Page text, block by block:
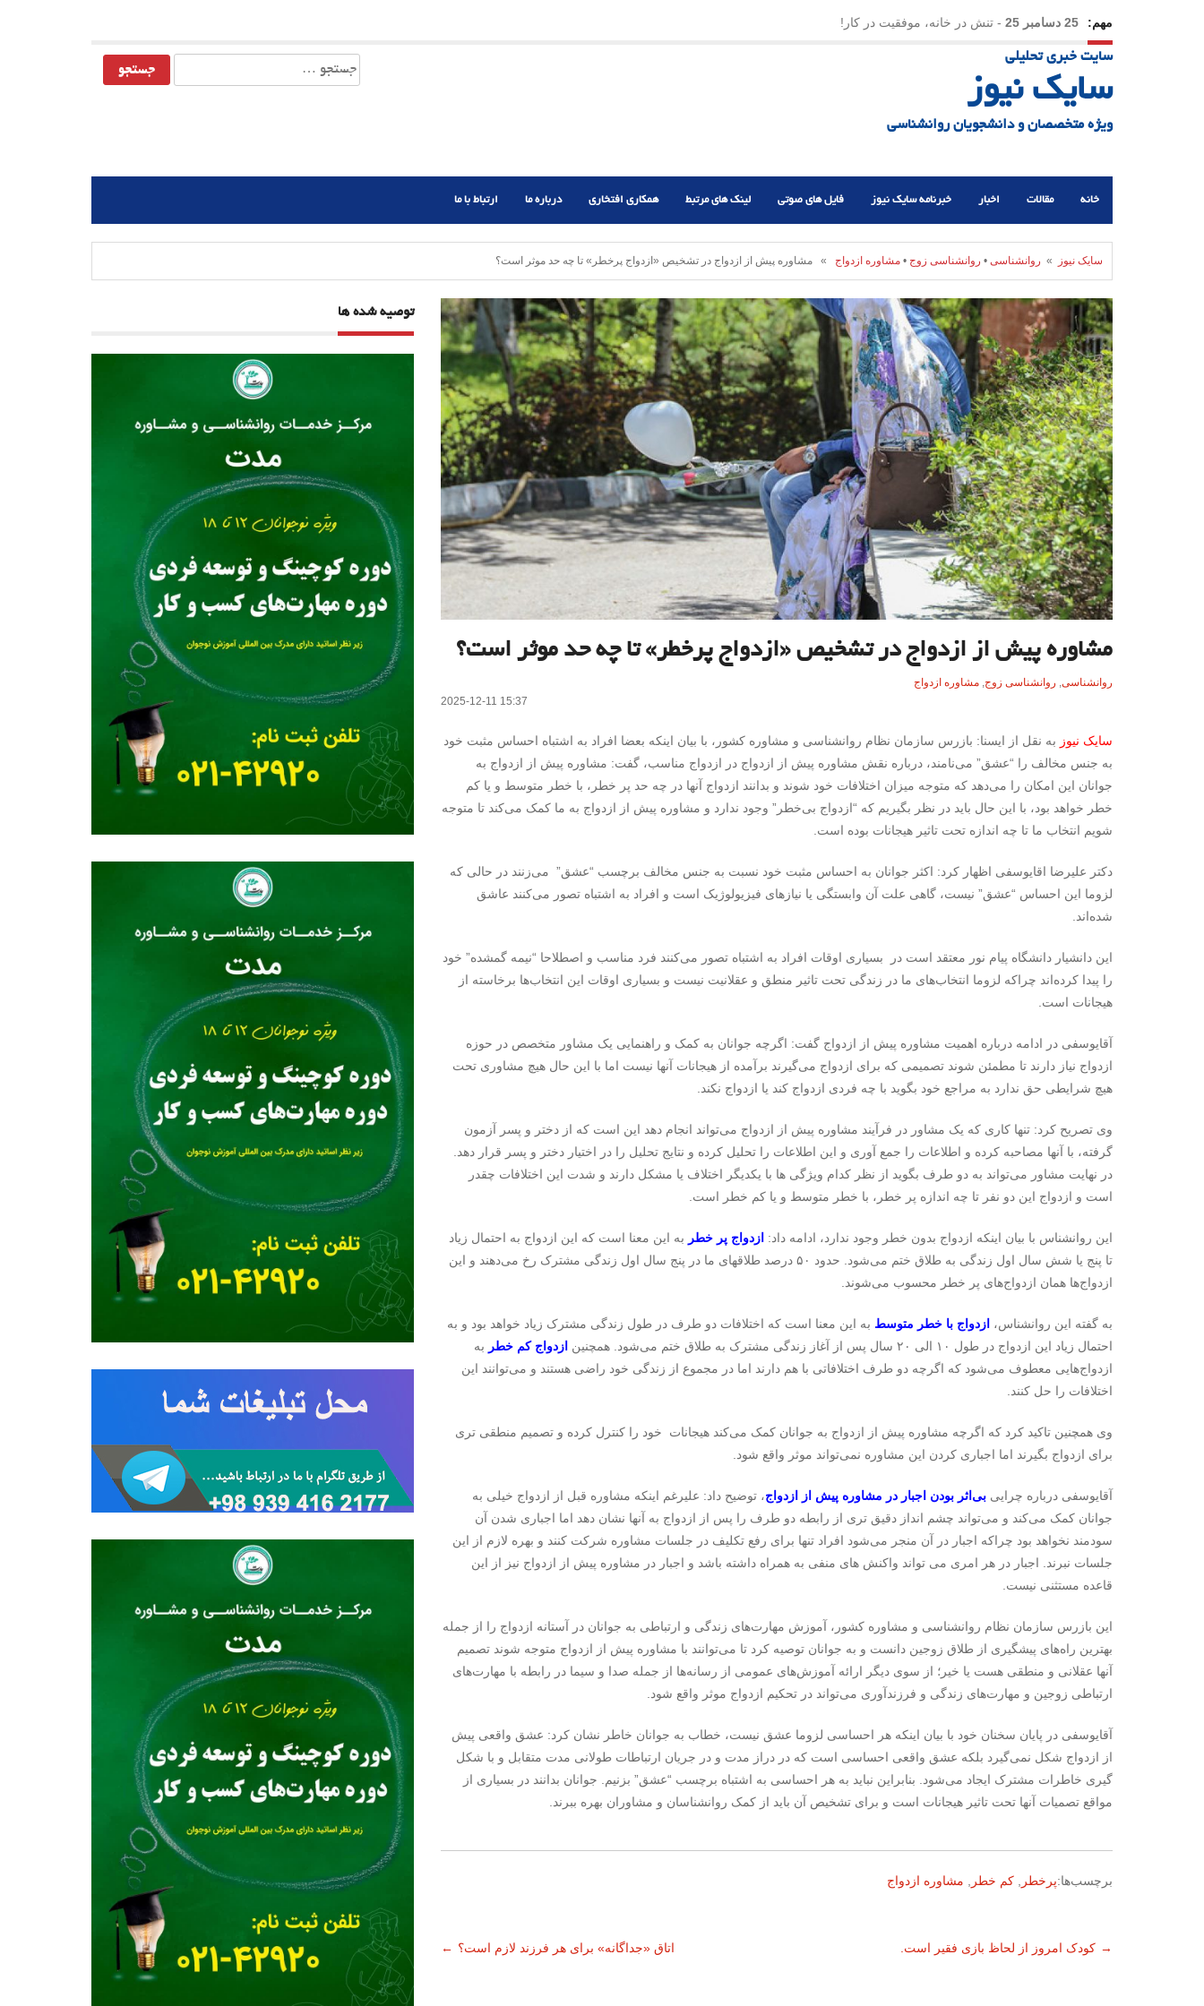
مهم: 23 دسامبر 25 - چرا اراده می‌کنیم ولی شکست می‌خوریم؟
21 دسامبر 25
سایت خبری تحلیلی
سایک نیوز
ویژه متخصصان و دانشجویان روانشناسی
جستجو
برای:
خانه مقالات اخبار خبرنامه سایک نیوز فایل های صوتی لینک های مرتبط همکاری افتخاری درباره ما ارتباط با ما
سایک نیوز » روانشناسی • روانشناسی زوج • مشاوره ازدواج » مشاوره پیش از ازدواج در تشخیص «ازدواج پرخطر» تا چه حد موثر است؟
مشاوره پیش از ازدواج در تشخیص «ازدواج پرخطر» تا چه حد موثر است؟
روانشناسی, روانشناسی زوج, مشاوره ازدواج
2025-12-11 15:37
سایک نیوز به نقل از ایسنا: بازرس سازمان نظام روانشناسی و مشاوره کشور، با بیان اینکه بعضا افراد به اشتباه احساس مثبت خود
به جنس مخالف را “عشق” می‌نامند، درباره نقش مشاوره پیش از ازدواج در ازدواج مناسب، گفت: مشاوره پیش از ازدواج به
جوانان این امکان را می‌دهد که متوجه میزان اختلافات خود شوند و بدانند ازدواج آنها در چه حد پر خطر، با خطر متوسط و یا کم
خطر خواهد بود، با این حال باید در نظر بگیریم که “ازدواج بی‌خطر” وجود ندارد و مشاوره پیش از ازدواج به ما کمک می‌کند تا متوجه
شویم انتخاب ما تا چه اندازه تحت تاثیر هیجانات بوده است.
دکتر علیرضا اقایوسفی اظهار کرد: اکثر جوانان به احساس مثبت خود نسبت به جنس مخالف برچسب “عشق” می‌زنند در حالی که
لزوما این احساس “عشق” نیست، گاهی علت آن وابستگی یا نیازهای فیزیولوژیک است و افراد به اشتباه تصور می‌کنند عاشق
شده‌اند.
این دانشیار دانشگاه پیام نور معتقد است در بسیاری اوقات افراد به اشتباه تصور می‌کنند فرد مناسب و اصطلاحا “نیمه گمشده” خود
را پیدا کرده‌اند چراکه لزوما انتخاب‌های ما در زندگی تحت تاثیر منطق و عقلانیت نیست و بسیاری اوقات این انتخاب‌ها برخاسته از
هیجانات است.
آقایوسفی در ادامه درباره اهمیت مشاوره پیش از ازدواج گفت: اگرچه جوانان به کمک و راهنمایی یک مشاور متخصص در حوزه
ازدواج نیاز دارند تا مطمئن شوند تصمیمی که برای ازدواج می‌گیرند برآمده از هیجانات آنها نیست اما با این حال هیچ مشاوری تحت
هیچ شرایطی حق ندارد به مراجع خود بگوید با چه فردی ازدواج کند یا ازدواج نکند.
وی تصریح کرد: تنها کاری که یک مشاور در فرآیند مشاوره پیش از ازدواج می‌تواند انجام دهد این است که از دختر و پسر آزمون
گرفته، با آنها مصاحبه کرده و اطلاعات را جمع آوری و این اطلاعات را تحلیل کرده و نتایج تحلیل را در اختیار دختر و پسر قرار دهد.
در نهایت مشاور می‌تواند به دو طرف بگوید از نظر کدام ویژگی ها با یکدیگر اختلاف یا مشکل دارند و شدت این اختلافات چقدر
است و ازدواج این دو نفر تا چه اندازه پر خطر، با خطر متوسط و یا کم خطر است.
این روانشناس با بیان اینکه ازدواج بدون خطر وجود ندارد، ادامه داد: ازدواج پر خطر به این معنا است که این ازدواج به احتمال زیاد
تا پنج یا شش سال اول زندگی به طلاق ختم می‌شود. حدود ۵۰ درصد طلاقهای ما در پنج سال اول زندگی مشترک رخ می‌دهند و این
ازدواج‌ها همان ازدواج‌های پر خطر محسوب می‌شوند.
به گفته این روانشناس، ازدواج با خطر متوسط به این معنا است که اختلافات دو طرف در طول زندگی مشترک زیاد خواهد بود و به
احتمال زیاد این ازدواج در طول ۱۰ الی ۲۰ سال پس از آغاز زندگی مشترک به طلاق ختم می‌شود. همچنین
ازدواج کم خطر به
ازدواج‌هایی معطوف می‌شود که اگرچه دو طرف اختلافاتی با هم دارند اما در مجموع از زندگی خود راضی هستند و می‌توانند این
اختلافات را حل کنند.
وی همچنین تاکید کرد که اگرچه مشاوره پیش از ازدواج به جوانان کمک می‌کند هیجانات خود را کنترل کرده و تصمیم منطقی تری
برای ازدواج بگیرند اما اجباری کردن این مشاوره نمی‌تواند موثر واقع شود.
آقایوسفی درباره چرایی بی‌اثر بودن اجبار در مشاوره پیش از ازدواج، توضیح داد: علیرغم اینکه مشاوره قبل از ازدواج خیلی به
جوانان کمک می‌کند و می‌تواند چشم انداز دقیق تری از رابطه دو طرف را پس از ازدواج به آنها نشان دهد اما اجباری شدن آن
سودمند نخواهد بود چراکه اجبار در آن منجر می‌شود افراد تنها برای رفع تکلیف در جلسات مشاوره شرکت کنند و بهره لازم از این
جلسات نبرند. اجبار در هر امری می تواند واکنش های منفی به همراه داشته باشد و اجبار در مشاوره پیش از ازدواج نیز از این
قاعده مستثنی نیست.
این بازرس سازمان نظام روانشناسی و مشاوره کشور، آموزش مهارت‌های زندگی و ارتباطی به جوانان در آستانه ازدواج را از جمله
بهترین راه‌های پیشگیری از طلاق زوجین دانست و به جوانان توصیه کرد تا می‌توانند با مشاوره پیش از ازدواج متوجه شوند تصمیم
آنها عقلانی و منطقی هست یا خیر؛ از سوی دیگر ارائه آموزش‌های عمومی از رسانه‌ها از جمله صدا و سیما در رابطه با مهارت‌های
ارتباطی زوجین و مهارت‌های زندگی و فرزندآوری می‌تواند در تحکیم ازدواج موثر واقع شود.
آقایوسفی در پایان سخنان خود با بیان اینکه هر احساسی لزوما عشق نیست، خطاب به جوانان خاطر نشان کرد: عشق واقعی پیش
از ازدواج شکل نمی‌گیرد بلکه عشق واقعی احساسی است که در دراز مدت و در جریان ارتباطات طولانی مدت متقابل و با شکل
گیری خاطرات مشترک ایجاد می‌شود. بنابراین نباید به هر احساسی به اشتباه برچسب “عشق” بزنیم. جوانان بدانند در بسیاری از
مواقع تصمیات آنها تحت تاثیر هیجانات است و برای تشخیص آن باید از کمک روانشناسان و مشاوران بهره ببرند.
برچسب‌ها:پرخطر , کم خطر , مشاوره ازدواج
ناوبری
← اتاق «جداگانه» برای هر فرزند لازم است؟ کودک امروز از لحاظ بازی فقیر است. →
توصیه شده ها